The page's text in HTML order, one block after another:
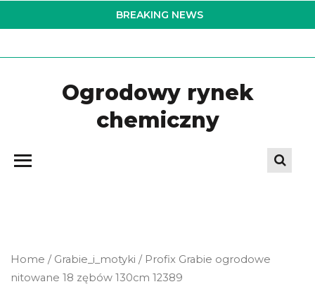
to
BREAKING NEWS
Ogrodowy rynek
chemiczny
Home / Grabie_i_motyki / Profix Grabie ogrodowe
nitowane 18 zębów 130cm 12389